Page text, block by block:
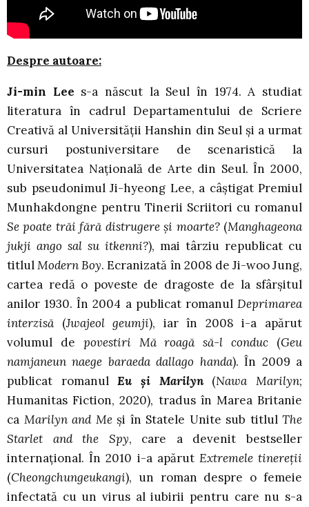
Despre autoare:
Ji-min Lee s-a născut la Seul în 1974. A studiat
literatura în cadrul Departamentului de Scriere
Creativă al Universității Hanshin din Seul și a urmat
cursuri postuniversitare de scenaristică la
Universitatea Națională de Arte din Seul. În 2000,
sub pseudonimul Ji-hyeong Lee, a câștigat Premiul
Munhakdongne pentru Tinerii Scriitori cu romanul
Se poate trăi fără distrugere și moarte?(Manghageona
jukji ango sal su itkenni?), mai târziu republicat cu
titlulModern Boy. Ecranizată în 2008 de Ji-woo Jung,
cartea redă o poveste de dragoste de la sfârșitul
anilor 1930. În 2004 a publicat romanul Deprimarea
interzisă (Jwajeol geumji), iar în 2008 i-a apărut
volumul de povestiri Mă roagă să-l conduc (Geu
namjaneun naege baraeda dallago handa). În 2009 a
publicat romanulEu și Marilyn(Nawa Marilyn;
Humanitas Fiction, 2020), tradus în Marea Britanie
ca Marilyn and Meși în Statele Unite sub titlul The
Starlet and the Spy, care a devenit bestseller
internațional. În 2010 i-a apărut Extremele tinereții
(Cheongchungeukangi), un roman despre o femeie
infectată cu un virus al iubirii pentru care nu s-a